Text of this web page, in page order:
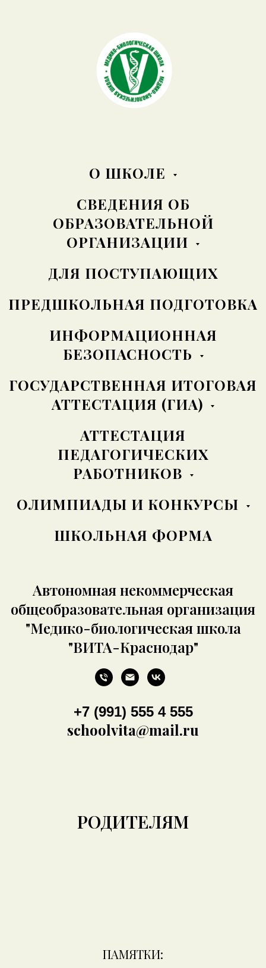
О ШКОЛЕ
СВЕДЕНИЯ ОБ
ОБРАЗОВАТЕЛЬНОЙ
ОРГАНИЗАЦИИ
ДЛЯ ПОСТУПАЮЩИХ
ПРЕДШКОЛЬНАЯ ПОДГОТОВКА
ИНФОРМАЦИОННАЯ
БЕЗОПАСНОСТЬ
ГОСУДАРСТВЕННАЯ ИТОГОВАЯ
АТТЕСТАЦИЯ (ГИА)
АТТЕСТАЦИЯ
ПЕДАГОГИЧЕСКИХ
РАБОТНИКОВ
ОЛИМПИАДЫ И КОНКУРСЫ
ШКОЛЬНАЯ ФОРМА
Автономная некоммерческая
общеобразовательная организация
"Медико-биологическая школа
"ВИТА-Краснодар"
+7 (991) 555 4 555
schoolvita@mail.ru
РОДИТЕЛЯМ
ПАМЯТКИ: